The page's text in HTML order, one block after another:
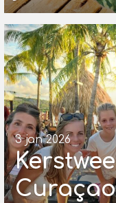
3 jan 2026